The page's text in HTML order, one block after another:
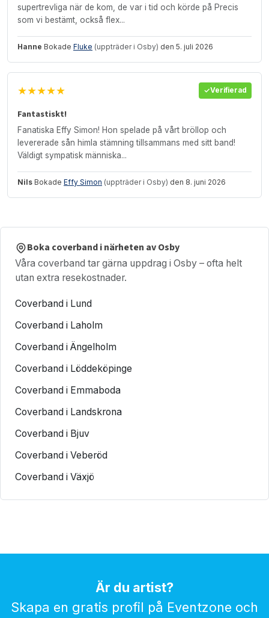
supertrevliga när de kom, de var i tid och körde på Precis
som vi bestämt, också flex...
Hanne Bokade Fluke (uppträder i Osby) den 5. juli 2026
★★★★★ Verifierad
Fantastiskt!
Fanatiska Effy Simon! Hon spelade på vårt bröllop och
levererade sån himla stämning tillsammans med sitt band!
Väldigt sympatisk människa...
Nils Bokade Effy Simon (uppträder i Osby) den 8. juni 2026
Boka coverband i närheten av Osby
Våra coverband tar gärna uppdrag i Osby – ofta helt
utan extra resekostnader.
Coverband i Lund
Coverband i Laholm
Coverband i Ängelholm
Coverband i Löddeköpinge
Coverband i Emmaboda
Coverband i Landskrona
Coverband i Bjuv
Coverband i Veberöd
Coverband i Växjö
Är du artist?
Skapa en gratis profil på Eventzone och